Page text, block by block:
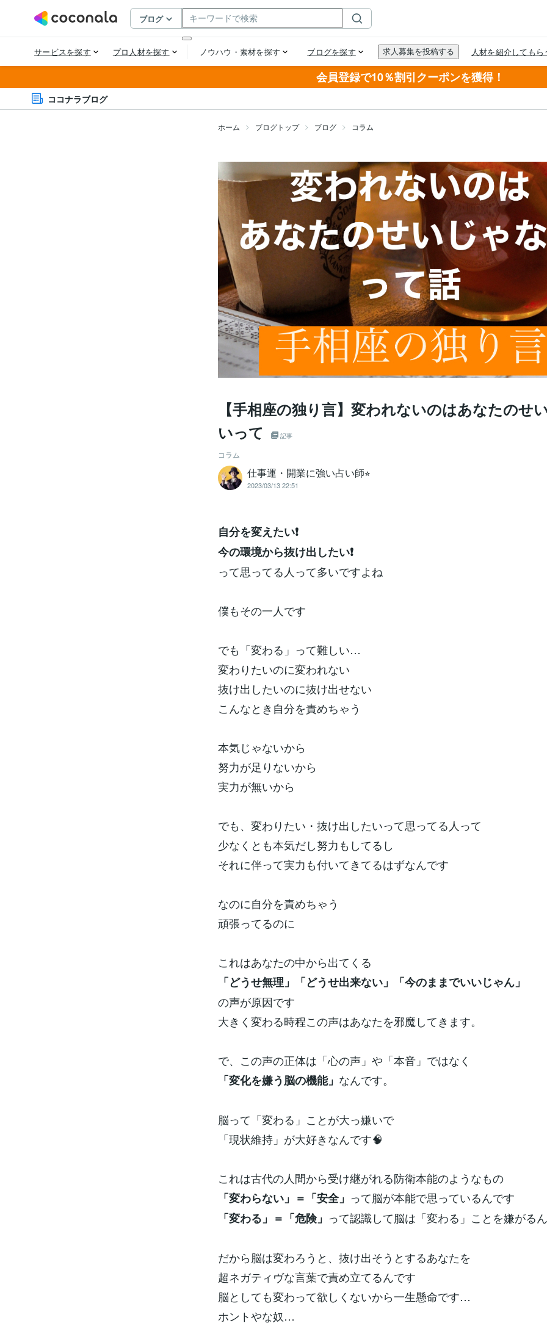
会員登録で10％割引クーポンを獲得！
ココナラブログ
ホーム ブログトップ ブログ コラム
【手相座の独り言】変われないのはあなたのせ
いって
記事
コラム
仕事運・開業に強い占い師⭐︎
2023/03/13 22:51
自分を変えたい❗️
今の環境から抜け出したい❗️
って思ってる人って多いですよね
僕もその一人です
でも「変わる」って難しい…
変わりたいのに変われない
抜け出したいのに抜け出せない
こんなとき自分を責めちゃう
本気じゃないから
努力が足りないから
実力が無いから
でも、変わりたい・抜け出したいって思ってる人って
少なくとも本気だし努力もしてるし
それに伴って実力も付いてきてるはずなんです
なのに自分を責めちゃう
頑張ってるのに
これはあなたの中から出てくる
「どうせ無理」「どうせ出来ない」「今のままでいいじゃん」
の声が原因です
大きく変わる時程この声はあなたを邪魔してきます。
で、この声の正体は「心の声」や「本音」ではなく
「変化を嫌う脳の機能」 なんです。
脳って「変わる」ことが大っ嫌いで
「現状維持」が大好きなんです🧠
これは古代の人間から受け継がれる防衛本能のようなもの
「変わらない」＝「安全」 って脳が本能で思っているんです
「変わる」＝「危険」 って認識して脳は「変わる」ことを嫌がる
だから脳は変わろうと、抜け出そうとするあなたを
超ネガティヴな言葉で責め立てるんです
脳としても変わって欲しくないから一生懸命です…
ホントやな奴…